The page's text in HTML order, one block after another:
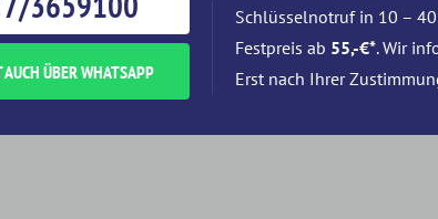
ÜBER WHATSAPP
Schlüsselnotruf in 10 –
Festpreis ab 55,-€*. Wir
Erst nach Ihrer